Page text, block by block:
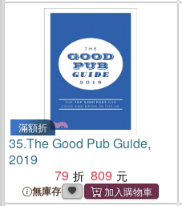
滿額折
35.The Good Pub Guide,
2019
79
809
無庫存